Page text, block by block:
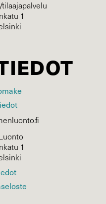
1
1